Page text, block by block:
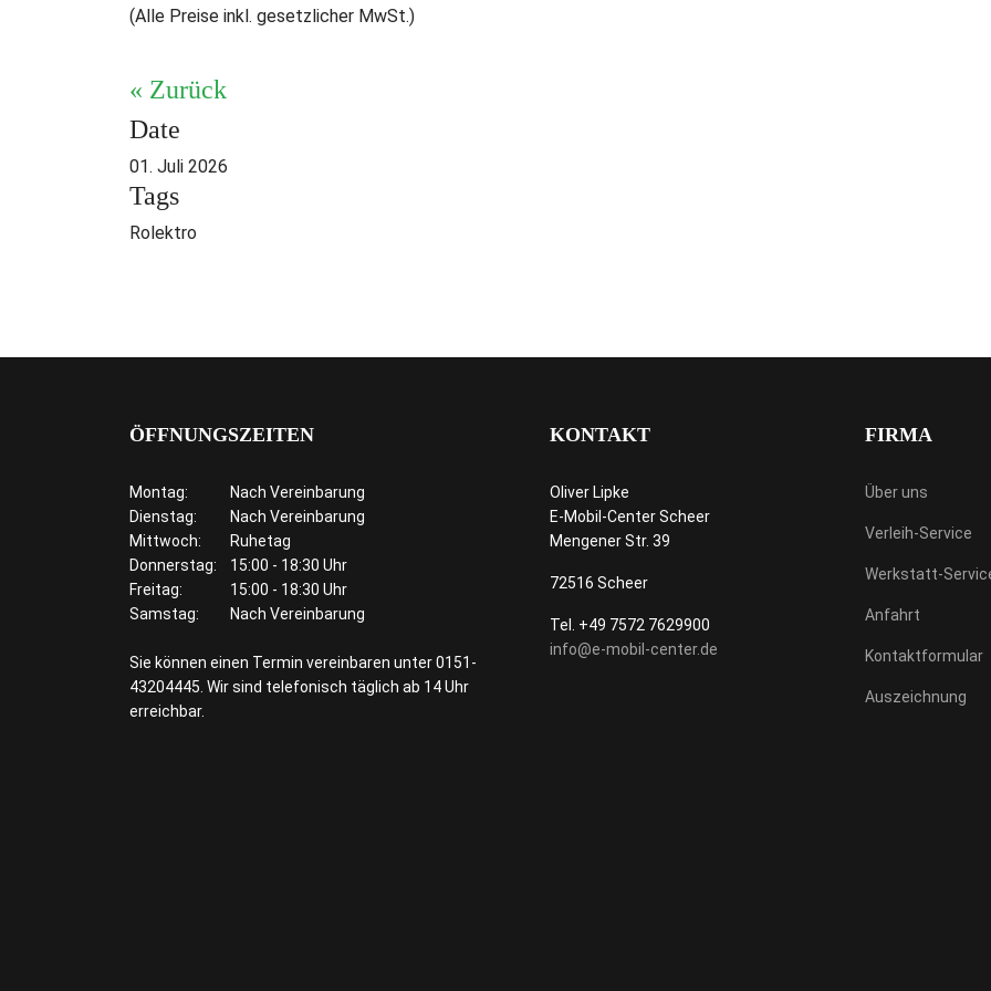
(Alle Preise inkl. gesetzlicher MwSt.)
« Zurück
Date
01. Juli 2026
Tags
Rolektro
ÖFFNUNGSZEITEN
Montag:
Nach Vereinbarung
Dienstag:
Nach Vereinbarung
Mittwoch:
Ruhetag
Donnerstag: 15:00 - 18:30 Uhr
Freitag:
15:00 - 18:30 Uhr
Samstag:
Nach Vereinbarung
Sie können einen Termin vereinbaren unter 0151-
43204445. Wir sind telefonisch täglich ab 14 Uhr
erreichbar.
KONTAKT
Oliver Lipke
E-Mobil-Center Scheer
Mengener Str. 39
72516 Scheer
Tel. +49 7572 7629900
info@e-mobil-center.de
FIRMA
Über uns
Verleih-Service
Werkstatt-
Anfahrt
Kontaktformular
Auszeichnung